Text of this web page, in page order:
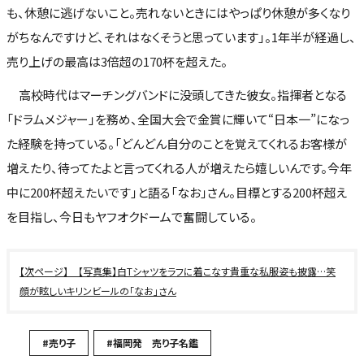
も、休憩に逃げないこと。売れないときにはやっぱり休憩が多くなり
がちなんですけど、それはなくそうと思っています」。1年半が経過し、
売り上げの最高は3倍超の170杯を超えた。
高校時代はマーチングバンドに没頭してきた彼女。指揮者となる
「ドラムメジャー」を務め、全国大会で金賞に輝いて“日本一”になっ
た経験を持っている。「どんどん自分のことを覚えてくれるお客様が
増えたり、待ってたよと言ってくれる人が増えたら嬉しいんです。今年
中に200杯超えたいです」と語る「なお」さん。目標とする200杯超え
を目指し、今日もヤフオクドームで奮闘している。
【写真集】白Tシャツをラフに着こなす貴重な私服姿も披露…笑
顔が眩しいキリンビールの「なお」さん
#売り子 #福岡発 売り子名鑑